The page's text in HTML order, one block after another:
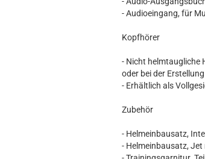
- Audioeingang, für
Kopfhörer
- Nicht helmtaugliche
oder bei der
- Erhältlich als
Zubehör
- Helmeinbausatz,
- Helmeinbausatz,